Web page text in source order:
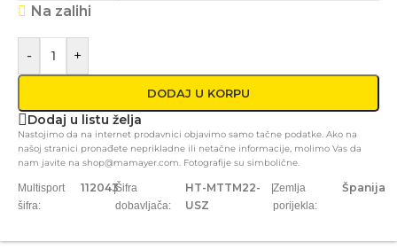
Na zalihi
- +
DODAJ U KORPU
Dodaj u listu želja
Nastojimo da na internet prodavnici objavimo samo tačne podatke. Ako na
našoj stranici pronađete neprikladne ili netačne informacije, molimo Vas da
nam javite na shop@mamayer.com. Fotografije su simbolične.
Multisport
šifra:
112043
|Šifra
dobavljača:
HT-MTTM22-
USZ
|Zemlja
porijekla:
Španija